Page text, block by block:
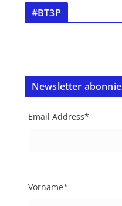
#BT3P
Newsletter
Email Address*
Vorname*